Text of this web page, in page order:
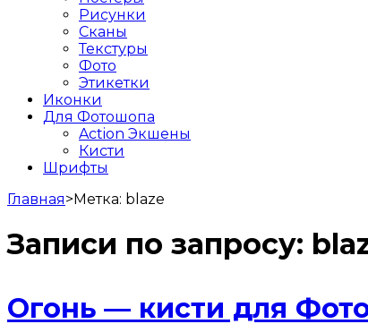
Рисунки
Сканы
Текстуры
Фото
Этикетки
Иконки
Для Фотошопа
Action Экшены
Кисти
Шрифты
Главная>Метка: blaze
Записи по запросу:
Огонь — кисти для